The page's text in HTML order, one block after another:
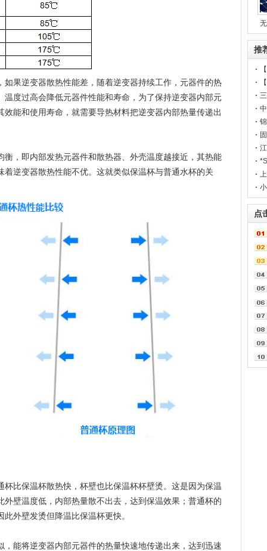
果逆变器散热性能差，随着逆变器持续工作，元器件的热
度过高会降低元器件性能和寿命，为了保持逆变器内部元
能和使用寿命，就需要导热材料把逆变器内部热量传递出
衡，即内部发热元器件和散热器、外壳温度越接近，其热能
逆变器散热性能不优。这就类似保温杯与普通水杯的关
比保温杯散热快，杯壁也比保温杯杯壁烫。这是因为保温
壁温度低，内部热量散不出去，达到保温效果；普通杯的
外壁发烫但降温比保温杯更快。
能将逆变器内部元器件的热量快速地传递出来，达到迅速
推
点